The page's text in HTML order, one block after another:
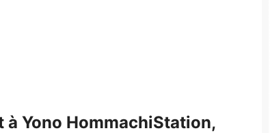
à Yono HommachiStation,